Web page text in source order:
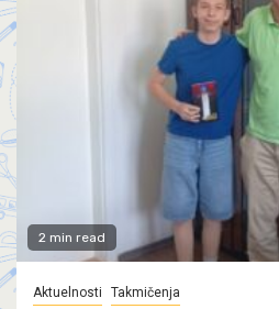
2 min read
Aktuelnosti Takmičenja